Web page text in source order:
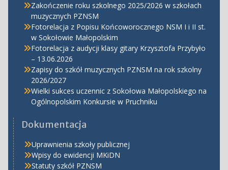
Zakończenie roku szkolnego 2025/2026 w szkołach
muzycznych PZNSM
Fotorelacja z Popisu Końcoworocznego NSM I i II st.
w Sokołowie Małopolskim
Fotorelacja z audycji klasy gitary Krzysztofa Przybyło
– 13.06.2026
Zapisy do szkół muzycznych PZNSM na rok szkolny
2026/2027
Wielki sukces uczennic z Sokołowa Małopolskiego na
Ogólnopolskim Konkursie w Pruchniku
Dokumentacja
Uprawnienia szkoły publicznej
Wpisy do ewidencji MKiDN
Statuty szkół PZNSM